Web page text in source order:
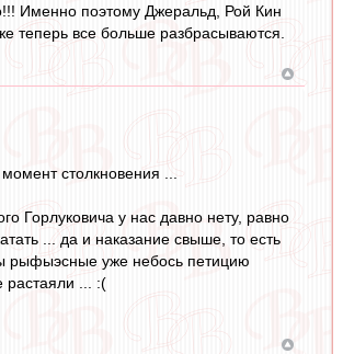
Именно поэтому Джеральд, Рой Кин
теперь все больше разбрасываются.
столкновения ...
Горлуковича у нас давно нету, равно
... да и наказание свыше, то есть
рыфыэсные уже небось петицию
растаяли ... :(